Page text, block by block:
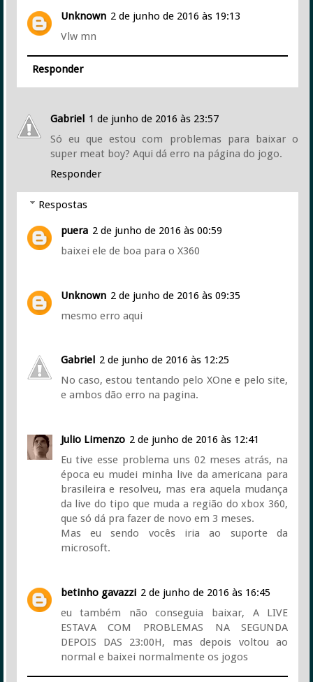
Unknown 2 de junho de 2016 às 19:13
Vlw mn
Responder
Gabriel 1 de junho de 2016 às 23:57
Só eu que estou com problemas para baixar o
super meat boy? Aqui dá erro na página do jogo.
Responder
Respostas
puera 2 de junho de 2016 às 00:59
baixei ele de boa para o X360
Unknown 2 de junho de 2016 às 09:35
mesmo erro aqui
Gabriel 2 de junho de 2016 às 12:25
No caso, estou tentando pelo XOne e pelo site,
e ambos dão erro na pagina.
Julio Limenzo 2 de junho de 2016 às 12:41
Eu tive esse problema uns 02 meses atrás, na
época eu mudei minha live da americana para
brasileira e resolveu, mas era aquela mudança
da live do tipo que muda a região do xbox 360,
que só dá pra fazer de novo em 3 meses.
Mas eu sendo vocês iria ao suporte da
microsoft.
betinho gavazzi 2 de junho de 2016 às 16:45
eu também não conseguia baixar, A LIVE
ESTAVA COM PROBLEMAS NA SEGUNDA
DEPOIS DAS 23:00H, mas depois voltou ao
normal e baixei normalmente os jogos